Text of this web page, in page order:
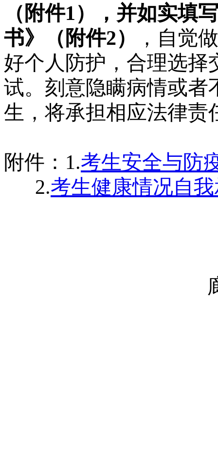
（附件1），并如实填
书》（附件2）
，自觉
好个人防护，合理选择
试。刻意隐瞒病情或者
生，将承担相应法律责
附件： 1.考生安全与防
2.考生健康情况自